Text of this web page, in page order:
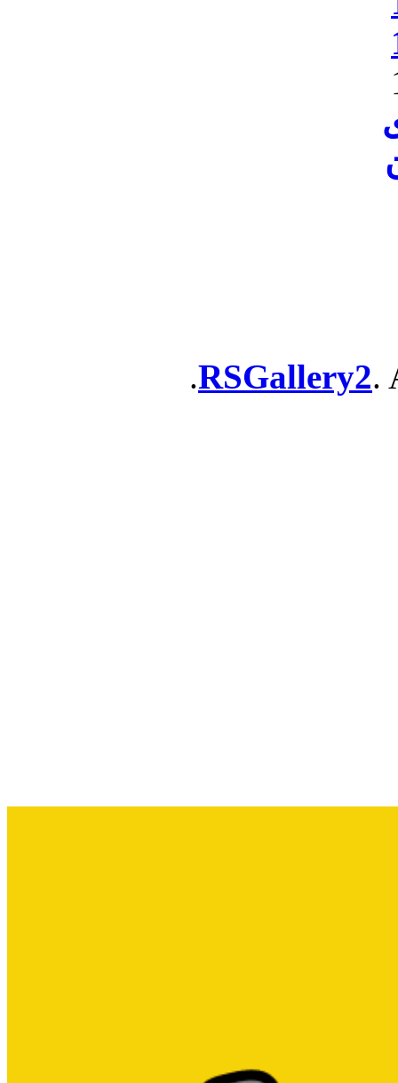
RSGallery2.